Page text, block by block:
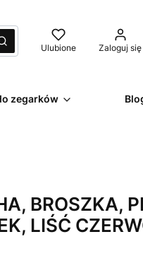
Szukaj Ulubione Zaloguj się
zegarków
BROSZKA,
LIŚĆ